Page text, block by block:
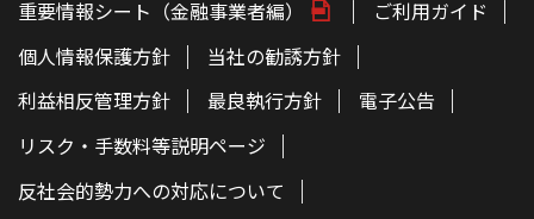
重要情報シート（金融事業者編）
ご利用ガイド
個人情報保護方針
当社の勧誘方針
利益相反管理方針
最良執行方針
電子公告
リスク・手数料等説明ページ
反社会的勢力への対応について